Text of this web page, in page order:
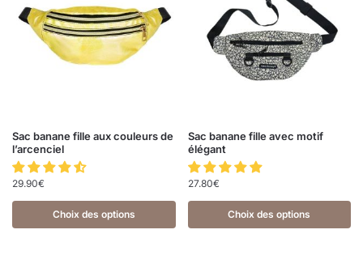
Sac banane fille aux couleurs de
l’arcenciel
29.90€
Choix des options
Sac banane fille avec motif
élégant
27.80€
Choix des options